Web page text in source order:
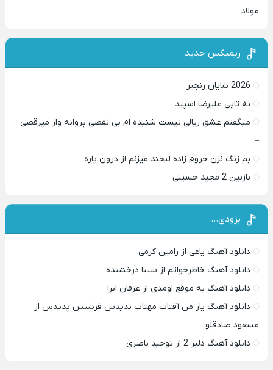
مولاد
ریمیکس جدید
2026 شایان رنجبر
نه تایی علیرضا اسپید
میگفتم عشق ریالی نیست شنیده ام بی نقصی پروانه وار میرقصی
–
بم زنگ نزن حروم زاده لبخند میزنم از درون پاره –
نازنین 2 مجید حسینی
بزودی…
دانلود آهنگ یاغی از رامین کرمی
دانلود آهنگ خاطرخواتم از سینا درخشنده
دانلود آهنگ به موقع اومدی از عرفان ابرا
دانلود آهنگ یار من آفتاب مهتاب ندیدس فرشتس پدیدس از
مسعود صادقلو
دانلود آهنگ دلبر 2 از توحید ناصری